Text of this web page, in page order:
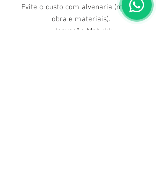
Evite o custo com alvenaria (mão de
obra e materiais).
- Inovação MebukI: